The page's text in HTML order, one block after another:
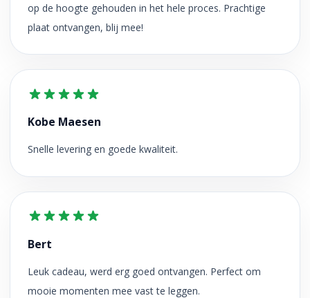
op de hoogte gehouden in het hele proces. Prachtige
plaat ontvangen, blij mee!
Kobe Maesen
Snelle levering en goede kwaliteit.
Bert
Leuk cadeau, werd erg goed ontvangen. Perfect om
mooie momenten mee vast te leggen.